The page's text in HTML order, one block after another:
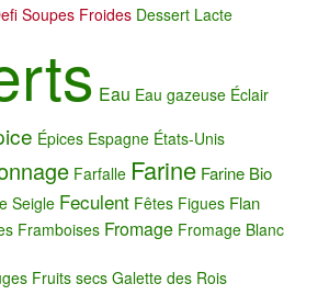
Soupes Froides Dessert Lacte
Eau Eau gazeuse Éclair
Épices Espagne États-Unis
Farfalle Farine Farine Bio
Seigle Feculent Fêtes Figues Flan
Framboises Fromage Fromage Blanc
Fruits secs Galette des Rois